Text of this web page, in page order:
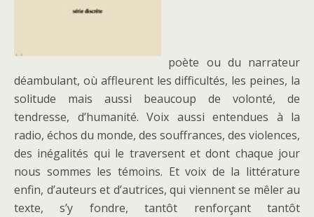
poète ou du narrateur
déambulant, où affleurent les difficultés, les peines, la
solitude mais aussi beaucoup de volonté, de
tendresse, d’humanité. Voix aussi entendues à la
radio, échos du monde, des souffrances, des violences,
des inégalités qui le traversent et dont chaque jour
nous sommes les témoins. Et voix de la littérature
enfin, d’auteurs et d’autrices, qui viennent se mêler au
texte, s’y fondre, tantôt renforçant tantôt